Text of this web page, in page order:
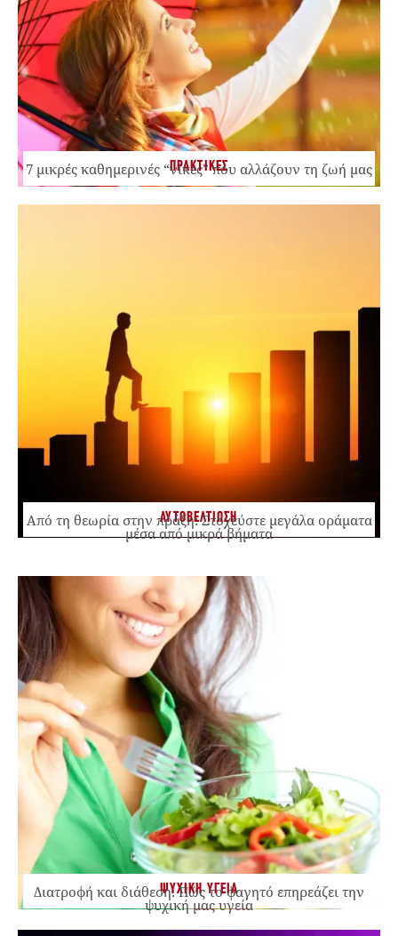
ΠΡΑΚΤΙΚΕΣ
7 μικρές καθημερινές “νίκες” που αλλάζουν τη ζωή μας
ΑΥΤΟΒΕΛΤΙΩΣΗ
Από τη θεωρία στην πράξη: Στοχεύστε μεγάλα οράματα
μέσα από μικρά βήματα
ΨΥΧΙΚΗ ΥΓΕΙΑ
Διατροφή και διάθεση: Πώς το φαγητό επηρεάζει την
ψυχική μας υγεία